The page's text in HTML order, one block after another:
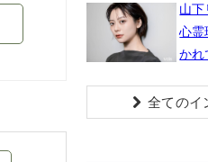
山
心霊
かれ
全てのイ